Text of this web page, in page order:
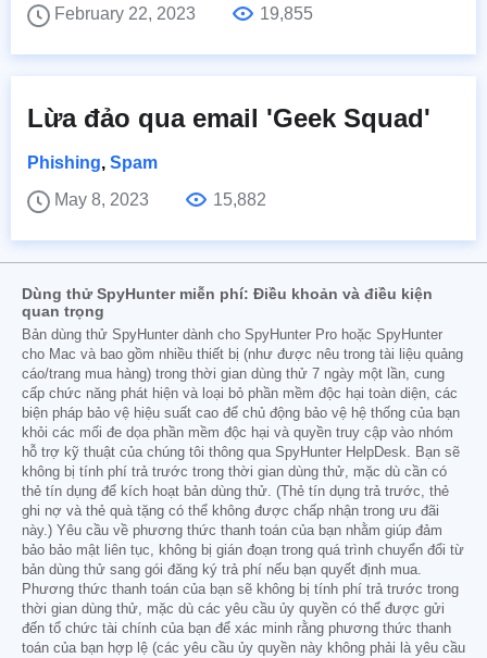
February 22, 2023
19,855
Lừa đảo qua email 'Geek Squad'
Phishing, Spam
May 8, 2023
15,882
Dùng thử SpyHunter miễn phí: Điều khoản và điều kiện
quan trọng
Bản dùng thử SpyHunter dành cho SpyHunter Pro hoặc SpyHunter
cho Mac và bao gồm nhiều thiết bị (như được nêu trong tài liệu quảng
cáo/trang mua hàng) trong thời gian dùng thử 7 ngày một lần, cung
cấp chức năng phát hiện và loại bỏ phần mềm độc hại toàn diện, các
biện pháp bảo vệ hiệu suất cao để chủ động bảo vệ hệ thống của bạn
khỏi các mối đe dọa phần mềm độc hại và quyền truy cập vào nhóm
hỗ trợ kỹ thuật của chúng tôi thông qua SpyHunter HelpDesk. Bạn sẽ
không bị tính phí trả trước trong thời gian dùng thử, mặc dù cần có
thẻ tín dụng để kích hoạt bản dùng thử. (Thẻ tín dụng trả trước, thẻ
ghi nợ và thẻ quà tặng có thể không được chấp nhận trong ưu đãi
này.) Yêu cầu về phương thức thanh toán của bạn nhằm giúp đảm
bảo bảo mật liên tục, không bị gián đoạn trong quá trình chuyển đổi từ
bản dùng thử sang gói đăng ký trả phí nếu bạn quyết định mua.
Phương thức thanh toán của bạn sẽ không bị tính phí trả trước trong
thời gian dùng thử, mặc dù các yêu cầu ủy quyền có thể được gửi
đến tổ chức tài chính của bạn để xác minh rằng phương thức thanh
toán của bạn hợp lệ (các yêu cầu ủy quyền này không phải là yêu cầu